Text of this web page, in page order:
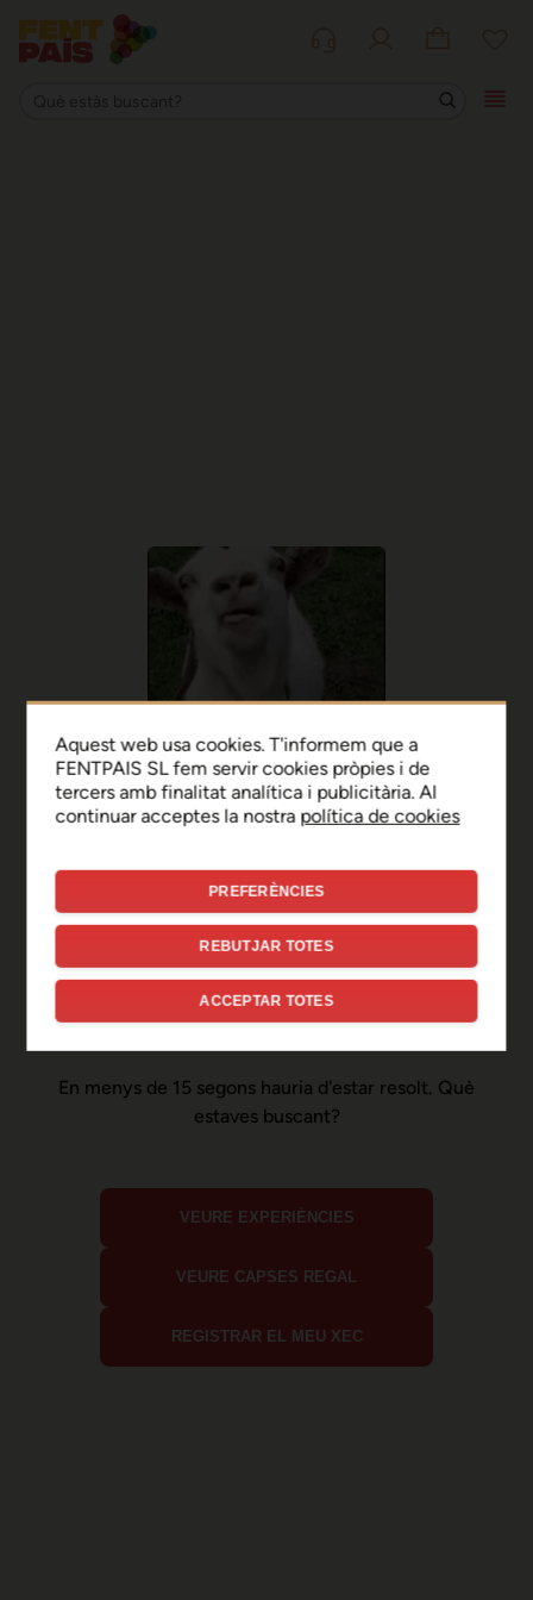
Ep, disculpa!
Sembla que hi ha hagut un
error de connexió temporal
En menys de 15 segons hauria d'estar resolt. Què
estaves buscant?
VEURE EXPERIÈNCIES
VEURE CAPSES REGAL
REGISTRAR EL MEU XEC
Aquest web usa cookies. T'informem que a
FENTPAIS SL fem servir cookies pròpies i de
tercers amb finalitat analítica i publicitària. Al
continuar acceptes la nostra política de cookies
PREFERÈNCIES
REBUTJAR TOTES
ACCEPTAR TOTES